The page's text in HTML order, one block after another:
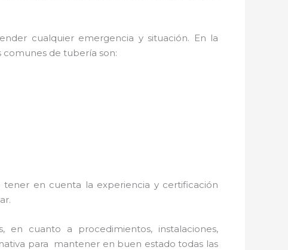
cualquier emergencia y situación. En la
comunes de tubería son:
tener en cuenta la experiencia y certificación
cuanto a procedimientos, instalaciones,
para mantener en buen estado todas las